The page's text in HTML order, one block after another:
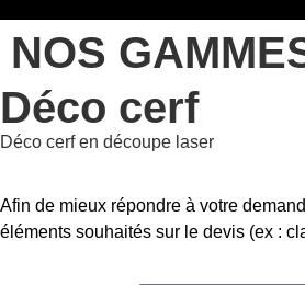
NOS
Déco cerf
Déco cerf en découpe laser
Afin de mieux répondre à votre
éléments souhaités sur le devis (ex :